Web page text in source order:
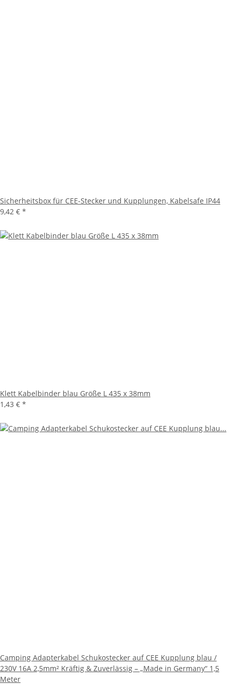
Sicherheitsbox für CEE-Stecker und Kupplungen, Kabelsafe IP44
9,42 € *
Klett Kabelbinder blau Größe L 435 x 38mm
1,43 € *
Camping Adapterkabel Schukostecker auf CEE Kupplung blau /
230V 16A 2,5mm² Kräftig & Zuverlässig – „Made in Germany“ 1,5
Meter